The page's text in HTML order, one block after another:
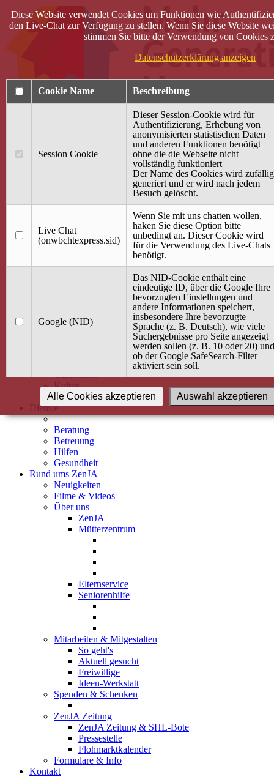
40 Jahre Mütterzentrum
Terminkalender
Gemeinsam aktiv
Gemeinsam unterwegs
wirFAIRändern
Angebot / Kurs suchen
Babybauch & Elternschaft
Gesundheit
Kultur
Alle Kurse
Dienste
Beratung
Betreuung
Hilfen
Gesundheit
Rund ums ZenJA
Neuigkeiten
Filme & Videos
Über uns
ZenJA
Mütterzentrum
Elternservice
Seniorenhilfe
Mitarbeiten & Mitgestalten
So geht's
Aktuell gesucht
Freiwillige
Ideen-Werkstatt
Spenden & Schenken
ZenJA Zeitung
ZenJA Zeitung & SHL-Bote
Pressestelle
Flohmarktkalender
Formulare & Info
Kontakt
Diese Website verwendet Cookies um Funktionen wie
den Live-Chat zur Verfügung zu stellen. Wenn Sie diese Website
stimmen Sie bitte der Verwendung von Cookies
Datenschutzerklärung anzeigen
Cookie Name Beschreibung
Session Cookie
Dieser Session-Cookie wird für
Authentifizierung, Erhebung von
anonymisierten statistischen Daten
und anderen Funktionen benötigt
ohne die die Webseite nicht
vollständig funktioniert
Der Name des Cookies wird zufällig
generiert und er wird nach jedem
Besuch gelöscht.
Live Chat
(onwbchtexpress.sid)
Wenn Sie mit uns chatten wollen,
haken Sie diese Option bitte
unbedingt an. Dieser Cookie wird
für die Verwendung des Live-Chats
benötigt.
Google (NID)
Das NID-Cookie enthält eine
eindeutige ID, über die Google Ihre
bevorzugten Einstellungen und
andere Informationen speichert,
insbesondere Ihre bevorzugte
Sprache (z. B. Deutsch), wie viele
Suchergebnisse pro Seite angezeigt
werden sollen (z. B. 10 oder 20) und
ob der Google SafeSearch-Filter
aktiviert sein soll.
Auswahl akzeptieren
Alle Cookies akzeptieren